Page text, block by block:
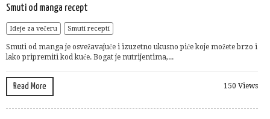
Smuti od manga recept
Ideje za večeru Smuti recepti
Smuti od manga je osvežavajuće i izuzetno ukusno piće koje možete brzo i
lako pripremiti kod kuće. Bogat je nutrijentima,...
Read More 150 Views